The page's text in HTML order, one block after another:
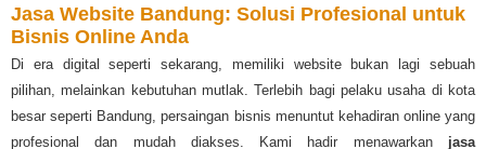
Jasa Website Bandung: Solusi Profesional untuk
Bisnis Online Anda
Di era digital seperti sekarang, memiliki website bukan lagi sebuah
pilihan, melainkan kebutuhan mutlak. Terlebih bagi pelaku usaha di kota
besar seperti Bandung, persaingan bisnis menuntut kehadiran online yang
profesional dan mudah diakses. Kami hadir menawarkan jasa